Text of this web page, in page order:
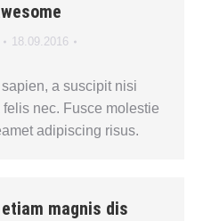
18.09.2016
a suscipit nisi
nec. Fusce molestie
adipiscing risus.
magnis dis